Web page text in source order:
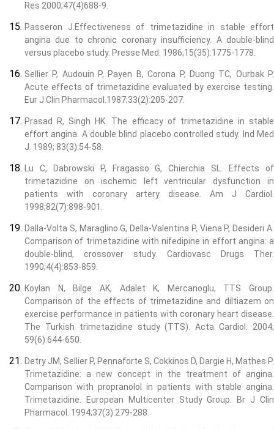
Res 2000;47(4)688-9.
Passeron J.Effectiveness of trimetazidine in stable effort
angina due to chronic coronary insufficiency. A double-blind
versus placebo study. Presse Med. 1986;15(35):1775-1778.
Sellier P, Audouin P, Payen B, Corona P, Duong TC, Ourbak P.
Acute effects of trimetazidine evaluated by exercise testing.
Eur J Clin Pharmacol.1987;33(2):205-207.
Prasad R, Singh HK. The efficacy of trimetazidine in stable
effort angina. A double blind placebo controlled study. Ind Med
J. 1989; 83(3):54-58.
Lu C, Dabrowski P, Fragasso G, Chierchia SL. Effects of
trimetazidine on ischemic left ventricular dysfunction in
patients with coronary artery disease. Am J Cardiol.
1998;82(7):898-901.
Dalla-Volta S, Maraglino G, Della-Valentina P, Viena P, Desideri A.
Comparison of trimetazidine with nifedipine in effort angina: a
double-blind, crossover study. Cardiovasc Drugs Ther.
1990;4(4):853-859.
Koylan N, Bilge AK, Adalet K, Mercanoglu, TTS Group.
Comparison of the effects of trimetazidine and diltiazem on
exercise performance in patients with coronary heart disease.
The Turkish trimetazidine study (TTS). Acta Cardiol. 2004;
59(6):644-650.
Detry JM, Sellier P, Pennaforte S, Cokkinos D, Dargie H, Mathes P.
Trimetazidine: a new concept in the treatment of angina.
Comparison with propranolol in patients with stable angina.
Trimetazidine. European Multicenter Study Group. Br J Clin
Pharmacol. 1994;37(3):279-288.